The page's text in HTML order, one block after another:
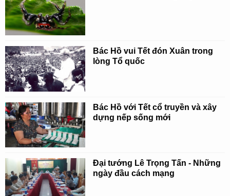
Bác Hồ vui Tết đón Xuân trong
lòng Tổ quốc
Bác Hồ với Tết cổ truyền và xây
dựng nếp sống mới
Đại tướng Lê Trọng Tấn - Những
ngày đầu cách mạng